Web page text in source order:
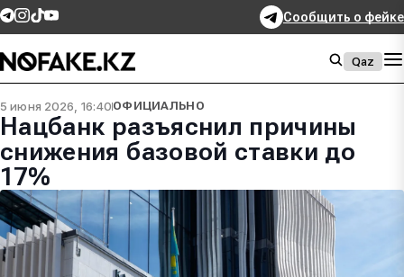
Сообщить о фейке
Qaz
5 июня 2026, 16:40ОФИЦИАЛЬНО
Нацбанк разъяснил причины
снижения базовой ставки до
17%